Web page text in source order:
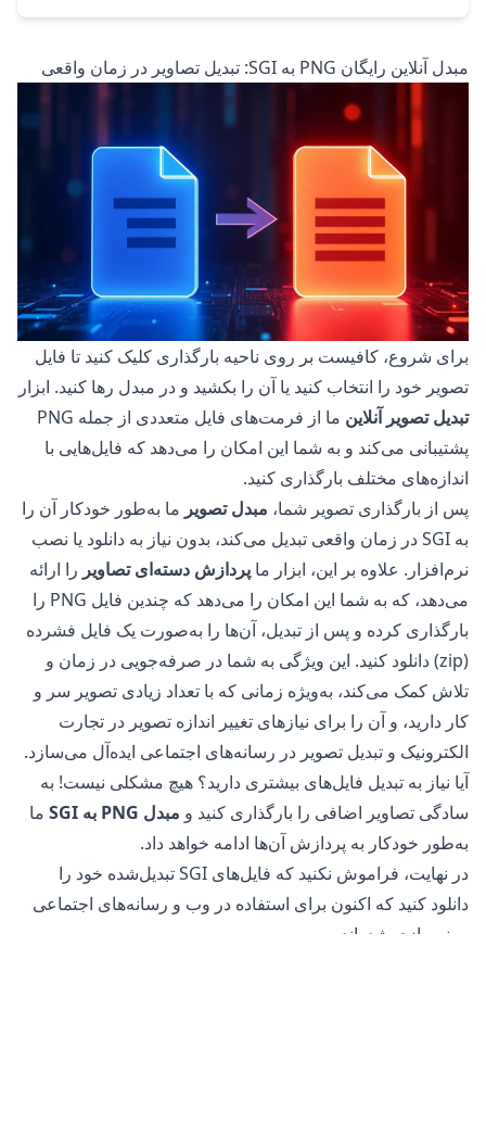
مبدل آنلاین رایگان PNG به SGI: تبدیل تصاویر در زمان واقعی
برای شروع، کافیست بر روی ناحیه بارگذاری کلیک کنید تا فایل
تصویر خود را انتخاب کنید یا آن را بکشید و در مبدل رها کنید. ابزار
تبدیل تصویر آنلاین
ما از فرمت‌های فایل متعددی از جمله PNG
پشتیبانی می‌کند و به شما این امکان را می‌دهد که فایل‌هایی با
اندازه‌های مختلف بارگذاری کنید.
پس از بارگذاری تصویر شما، مبدل تصویر ما به‌طور خودکار آن را
به SGI در زمان واقعی تبدیل می‌کند، بدون نیاز به دانلود یا نصب
نرم‌افزار. علاوه بر این، ابزار ما پردازش دسته‌ای تصاویر را ارائه
می‌دهد، که به شما این امکان را می‌دهد که چندین فایل PNG را
بارگذاری کرده و پس از تبدیل، آن‌ها را به‌صورت یک فایل فشرده
(zip) دانلود کنید. این ویژگی به شما در صرفه‌جویی در زمان و
تلاش کمک می‌کند، به‌ویژه زمانی که با تعداد زیادی تصویر سر و
کار دارید، و آن را برای نیازهای تغییر اندازه تصویر در تجارت
الکترونیک و تبدیل تصویر در رسانه‌های اجتماعی ایده‌آل می‌سازد.
آیا نیاز به تبدیل فایل‌های بیشتری دارید؟ هیچ مشکلی نیست! به
سادگی تصاویر اضافی را بارگذاری کنید و مبدل PNG به SGI
ما
به‌طور خودکار به پردازش آن‌ها ادامه خواهد داد.
در نهایت، فراموش نکنید که فایل‌های SGI تبدیل‌شده خود را
دانلود کنید که اکنون برای استفاده در وب و رسانه‌های اجتماعی
بهینه‌سازی شده‌اند.